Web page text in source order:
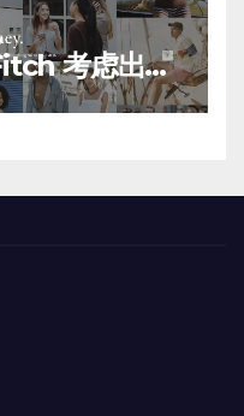
考虑出售